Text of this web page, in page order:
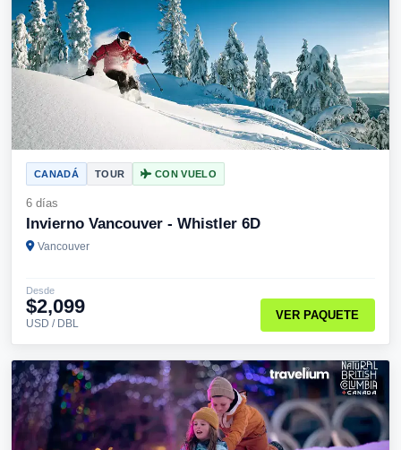
CANADÁ TOUR CON VUELO
6 días
Invierno Vancouver - Whistler 6D
Vancouver
Desde
$2,099
USD / DBL
VER PAQUETE